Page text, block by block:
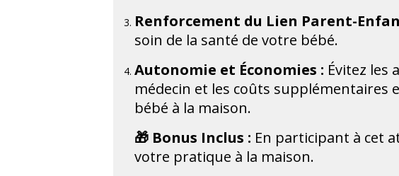
Renforcement du Lien Parent-
soin de la santé de votre bébé.
Autonomie et Économies : Évitez les
médecin et les coûts supplémentaires
bébé à la maison.
🎁 Bonus Inclus : En participant à cet
votre pratique à la maison.